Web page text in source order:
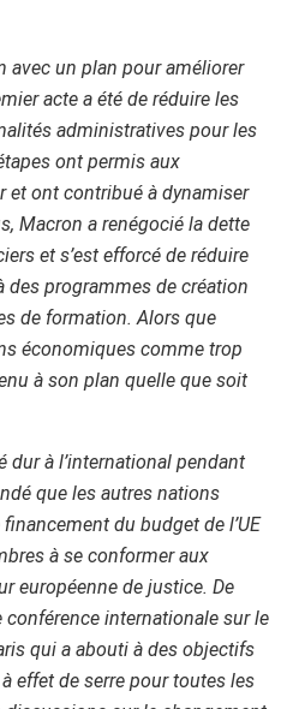
avec un plan pour améliorer
acte a été de réduire les
administratives pour les
ont permis aux
et ont contribué à dynamiser
Macron a renégocié la dette
et s’est efforcé de réduire
des programmes de création
de formation. Alors que
économiques comme trop
à son plan quelle que soit
dur à l’international pendant
que les autres nations
du budget de l’UE
à se conformer aux
européenne de justice. De
internationale sur le
qui a abouti à des objectifs
effet de serre pour toutes les